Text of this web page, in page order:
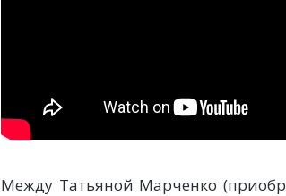
Между Татьяной Марченко